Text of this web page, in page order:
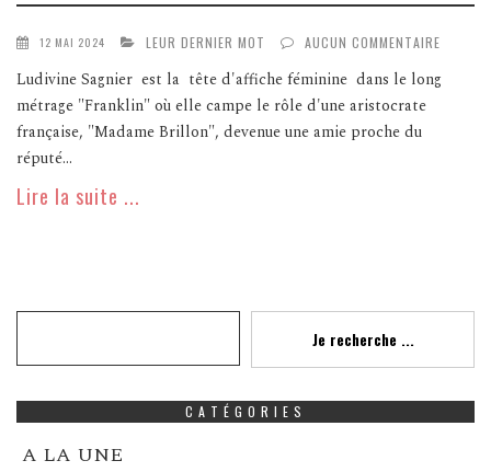
12 MAI 2024 LEUR DERNIER MOT AUCUN COMMENTAIRE
Ludivine Sagnier est la tête d'affiche féminine dans le long
métrage "Franklin" où elle campe le rôle d'une aristocrate
française, "Madame Brillon", devenue une amie proche du
réputé...
Lire la suite ...
Je recherche ...
CATÉGORIES
A LA UNE